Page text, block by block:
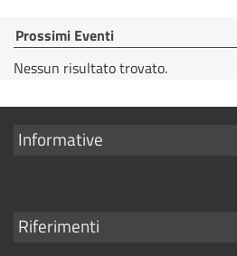
Prossimi Eventi
Nessun risultato trovato.
Mostra
Informative
Mostra
Riferimenti